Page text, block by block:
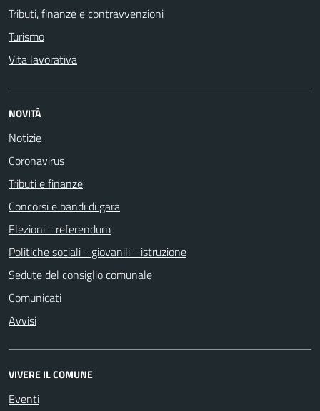
Tributi, finanze e contravvenzioni
Turismo
Vita lavorativa
NOVITÀ
Notizie
Coronavirus
Tributi e finanze
Concorsi e bandi di gara
Elezioni - referendum
Politiche sociali - giovanili - istruzione
Sedute del consiglio comunale
Comunicati
Avvisi
VIVERE IL COMUNE
Eventi